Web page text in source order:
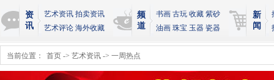
资
讯
艺术资讯 拍卖资讯
艺术评论 海外收藏
频
道
书画 古玩 收藏 紫砂
油画 珠宝 玉器 瓷器
新
闻
当前位置： 首页 -> 艺术资讯 -> 一周热点